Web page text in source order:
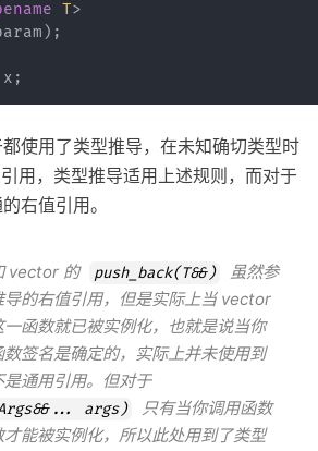
T>
);
x ;
使用了类型推导，在未知确切类型时
用，类型推导适用上述规则，而对于
右值引用。
vector 的 push_back(T&&)
虽然参
导的右值引用，但是实际上当 vector
函数就已被实例化，也就是说当你
签名是确定的，实际上并未使用到
通用引用。但对于
args)
只有当你调用函数
能被实例化，所以此处用到了类型